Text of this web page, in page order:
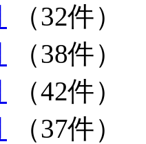
（32件）
（38件）
（42件）
（37件）